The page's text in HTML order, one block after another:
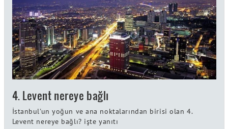
4. Levent nereye bağlı
İstanbul'un yoğun ve ana noktalarından birisi olan 4.
Levent nereye bağlı? işte yanıtı